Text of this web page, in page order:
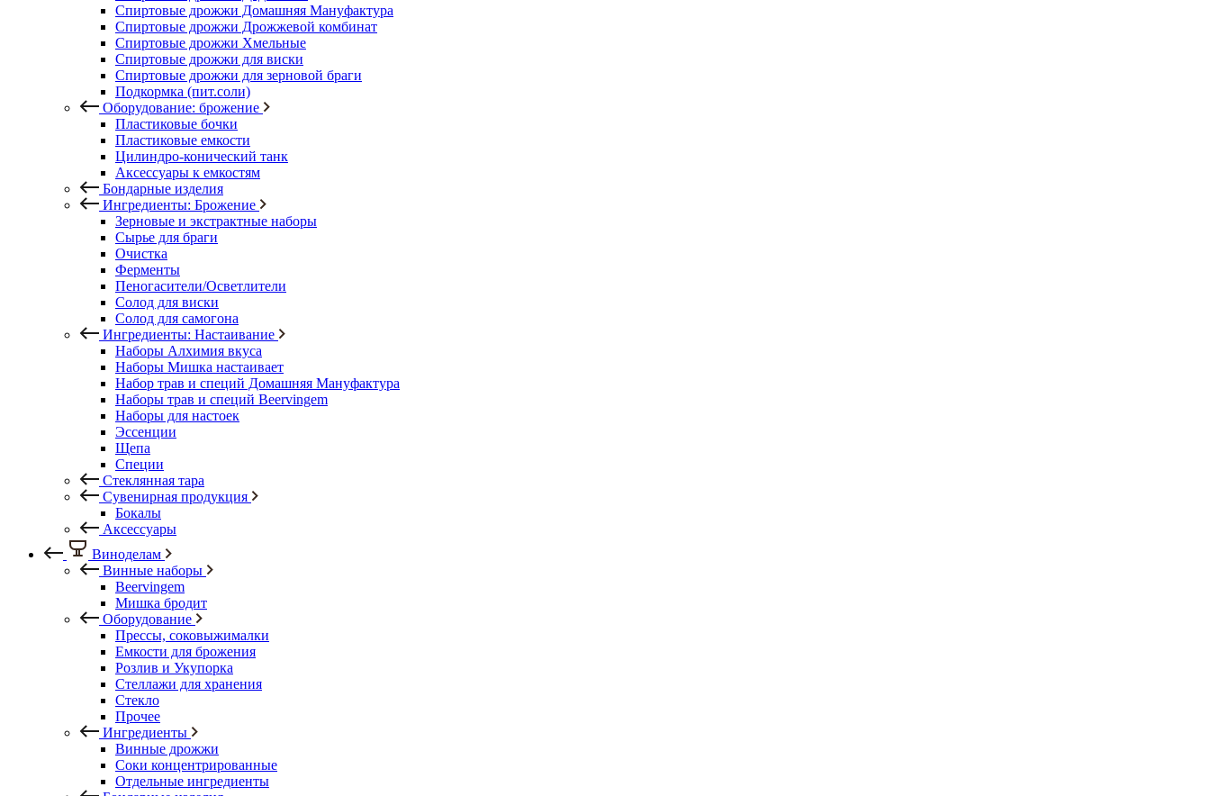
Спиртовые дрожжи Домашняя Мануфактура
Спиртовые дрожжи Дрожжевой комбинат
Спиртовые дрожжи Хмельные
Спиртовые дрожжи для виски
Спиртовые дрожжи для зерновой браги
Подкормка (пит.соли)
Оборудование: брожение
Пластиковые бочки
Пластиковые емкости
Цилиндро-конический танк
Аксессуары к емкостям
Бондарные изделия
Ингредиенты: Брожение
Зерновые и экстрактные наборы
Сырье для браги
Очистка
Ферменты
Пеногасители/Осветлители
Солод для виски
Солод для самогона
Ингредиенты: Настаивание
Наборы Алхимия вкуса
Наборы Мишка настаивает
Набор трав и специй Домашняя Мануфактура
Наборы трав и специй Beervingem
Наборы для настоек
Эссенции
Щепа
Специи
Стеклянная тара
Сувенирная продукция
Бокалы
Аксессуары
Виноделам
Винные наборы
Beervingem
Мишка бродит
Оборудование
Прессы, соковыжималки
Емкости для брожения
Розлив и Укупорка
Стеллажи для хранения
Стекло
Прочее
Ингредиенты
Винные дрожжи
Соки концентрированные
Отдельные ингредиенты